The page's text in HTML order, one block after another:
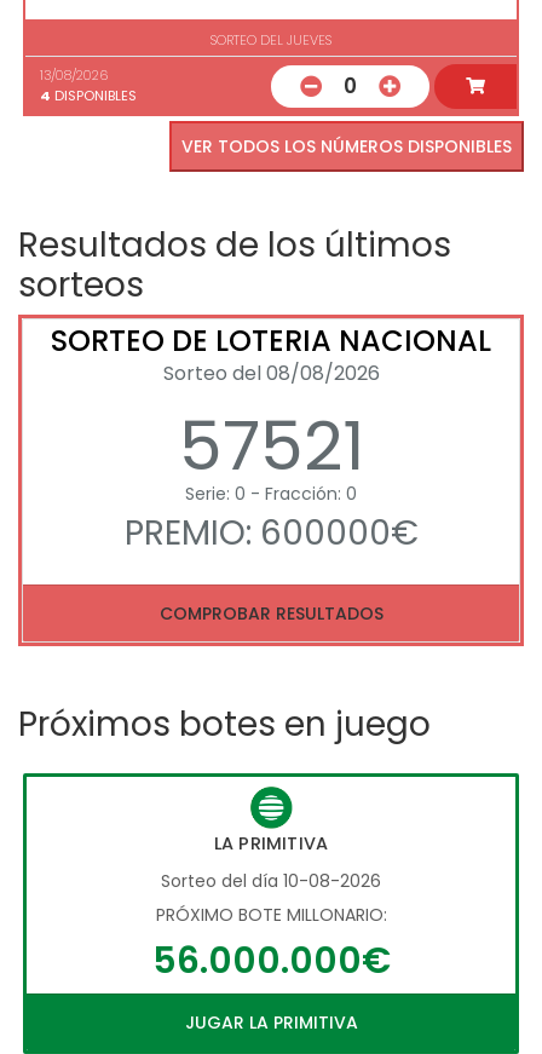
SORTEO DEL JUEVES
13/08/2026
4 DISPONIBLES 0
VER TODOS LOS NÚMEROS DISPONIBLES
Resultados de los últimos
sorteos
SORTEO DE LOTERIA NACIONAL
Sorteo del 08/08/2026
57521
Serie: 0 - Fracción: 0
PREMIO: 600000€
COMPROBAR RESULTADOS
Próximos botes en juego
LA PRIMITIVA
Sorteo del día 10-08-2026
PRÓXIMO BOTE MILLONARIO:
56.000.000€
JUGAR LA PRIMITIVA